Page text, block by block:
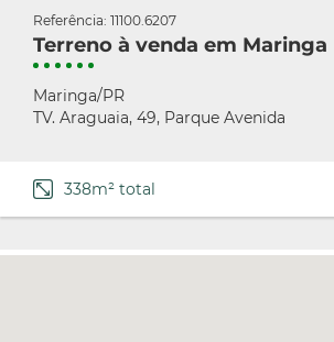
Referência: 11100.6207
Terreno à venda em Maringa
Maringa/PR
TV. Araguaia, 49, Parque Avenida
338m² total